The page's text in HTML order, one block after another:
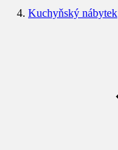
Kuchyňský nábytek